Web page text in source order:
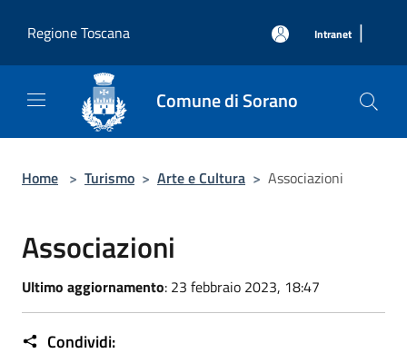
Regione Toscana
Intranet |
Comune di Sorano
Home > Turismo > Arte e Cultura > Associazioni
Associazioni
Ultimo aggiornamento: 23 febbraio 2023, 18:47
Condividi: